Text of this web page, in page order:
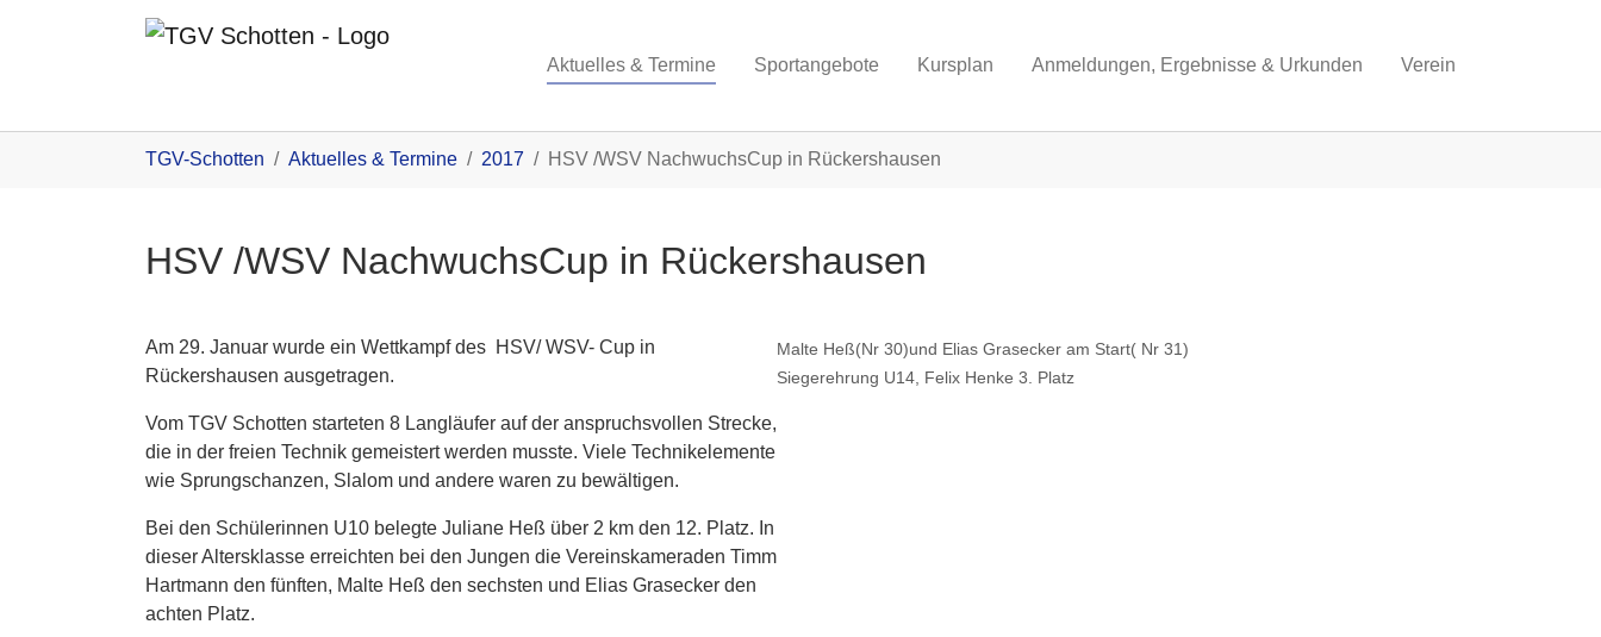
Aktuelles & Termine Sportangebote Kursplan Anmeldungen, Ergebnisse & Urkunden Verein
TGV-Schotten Aktuelles & Termine 2017 HSV /WSV NachwuchsCup in Rückershausen
HSV /WSV NachwuchsCup in Rückershausen
Malte Heß(Nr 30)und Elias Grasecker am Start( Nr 31)
Siegerehrung U14, Felix Henke 3. Platz
Am 29. Januar wurde ein Wettkampf des HSV/ WSV- Cup in
Rückershausen ausgetragen.
Vom TGV Schotten starteten 8 Langläufer auf der anspruchsvollen Strecke,
die in der freien Technik gemeistert werden musste. Viele Technikelemente
wie Sprungschanzen, Slalom und andere waren zu bewältigen.
Bei den Schülerinnen U10 belegte Juliane Heß über 2 km den 12. Platz. In
dieser Altersklasse erreichten bei den Jungen die Vereinskameraden Timm
Hartmann den fünften, Malte Heß den sechsten und Elias Grasecker den
achten Platz.